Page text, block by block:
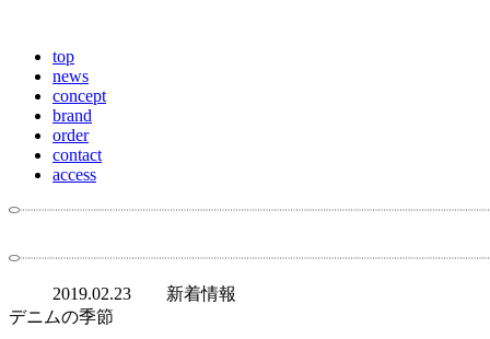
top
news
concept
brand
order
contact
access
2019.02.23 新着情報
デニムの季節